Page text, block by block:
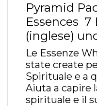
Pyramid
Essences 7
(inglese)
Le Essenze
state create
Spirituale e a
Aiuta a capire
spirituale e il